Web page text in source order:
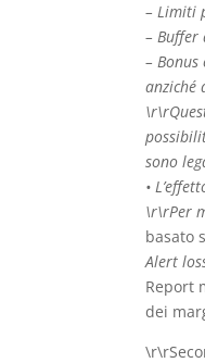
– Limiti
– Buffer
–
anziché
sono
•
\r\rPer
basato
Alert
Report
dei